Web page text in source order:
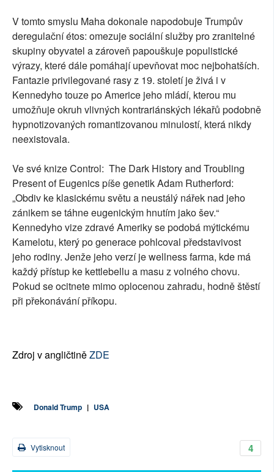
V tomto smyslu Maha dokonale napodobuje Trumpův
deregulační étos: omezuje sociální služby pro zranitelné
skupiny obyvatel a zároveň papouškuje populistické
výrazy, které dále pomáhají upevňovat moc nejbohatších.
Fantazie privilegované rasy z 19. století je živá i v
Kennedyho touze po Americe jeho mládí, kterou mu
umožňuje okruh vlivných kontrariánských lékařů podobně
hypnotizovaných romantizovanou minulostí, která nikdy
neexistovala.
Ve své knize Control: The Dark History and Troubling
Present of Eugenics píše genetik Adam Rutherford:
„Obdiv ke klasickému světu a neustálý nářek nad jeho
zánikem se táhne eugenickým hnutím jako šev.“
Kennedyho vize zdravé Ameriky se podobá mýtickému
Kamelotu, který po generace pohlcoval představivost
jeho rodiny. Jenže jeho verzí je wellness farma, kde má
každý přístup ke kettlebellu a masu z volného chovu.
Pokud se ocitnete mimo oplocenou zahradu, hodně štěstí
při překonávání příkopu.
Zdroj v angličtiněZDE
Donald Trump | USA
4
Vytisknout